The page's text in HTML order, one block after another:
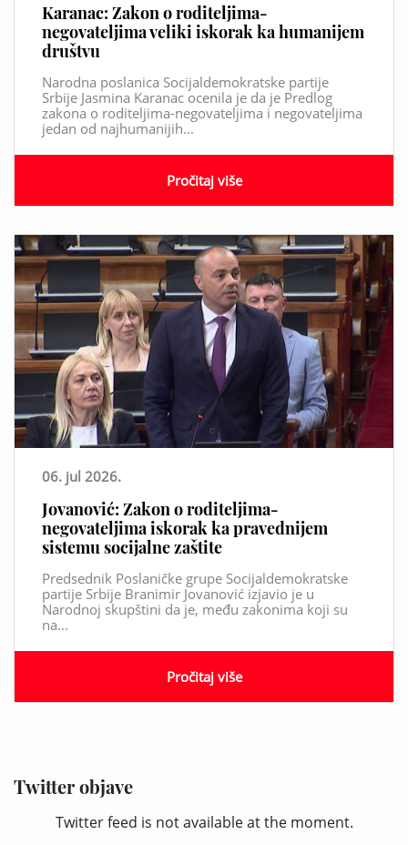
Twitter objave
Twitter feed is not available at the moment.
Karanac: Zakon o roditeljima-
negovateljima veliki iskorak ka humanijem
društvu
Narodna poslanica Socijaldemokratske partije
Srbije Jasmina Karanac ocenila je da je Predlog
zakona o roditeljima-negovateljima i negovateljima
jedan od najhumanijih...
Pročitaj više
06. jul 2026.
Jovanović: Zakon o roditeljima-
negovateljima iskorak ka pravednijem
sistemu socijalne zaštite
Predsednik Poslaničke grupe Socijaldemokratske
partije Srbije Branimir Jovanović izjavio je u
Narodnoj skupštini da je, među zakonima koji su
na...
Pročitaj više